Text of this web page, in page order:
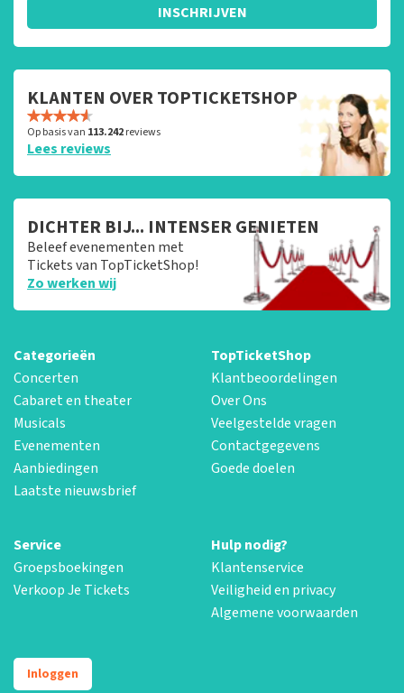
INSCHRIJVEN
KLANTEN OVER TOPTICKETSHOP
Op basis van 113.242reviews
Lees reviews
DICHTER BIJ... INTENSER GENIETEN
Beleef evenementen met
Tickets van TopTicketShop!
Zo werken wij
Categorieën
Concerten
Cabaret en theater
Musicals
Evenementen
Aanbiedingen
Laatste nieuwsbrief
TopTicketShop
Klantbeoordelingen
Over Ons
Veelgestelde vragen
Contactgegevens
Goede doelen
Service
Groepsboekingen
Verkoop Je Tickets
Hulp nodig?
Klantenservice
Veiligheid en privacy
Algemene voorwaarden
Inloggen